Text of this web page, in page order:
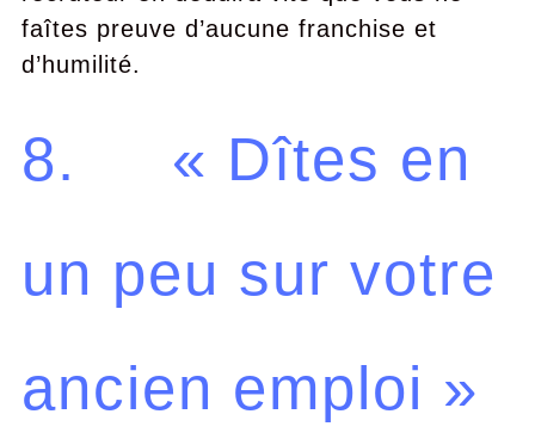
faîtes preuve d’aucune franchise et
d’humilité.
8. « Dîtes en
un peu sur votre
ancien emploi »